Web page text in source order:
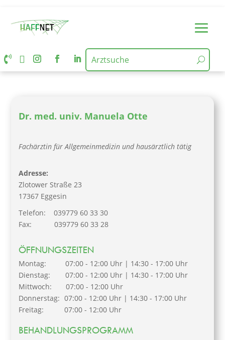
 
Dr. med. univ. Manuela Otte
Fachärztin für Allgemeinmedizin und hausärztlich tätig
Adresse:
Zlotower Straße 23
17367 Eggesin
Telefon: 039779 60 33 30
Fax:
039779 60 33 28
ÖFFNUNGSZEITEN
Montag:
07:00 - 12:00 Uhr | 14:30 - 17:00 Uhr
Dienstag:
07:00 - 12:00 Uhr | 14:30 - 17:00 Uhr
Mittwoch:
07:00 - 12:00 Uhr
Donnerstag: 07:00 - 12:00 Uhr | 14:30 - 17:00 Uhr
Freitag:
07:00 - 12:00 Uhr
BEHANDLUNGSPROGRAMM